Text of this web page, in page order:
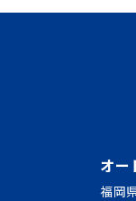
オー
福岡